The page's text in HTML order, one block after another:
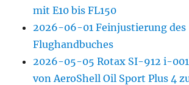
mit E10 bis FL150
2026-06-01 Feinjustierung des
Flughandbuches
2026-05-05 Rotax SI-912 i-
von AeroShell Oil Sport Plus 4